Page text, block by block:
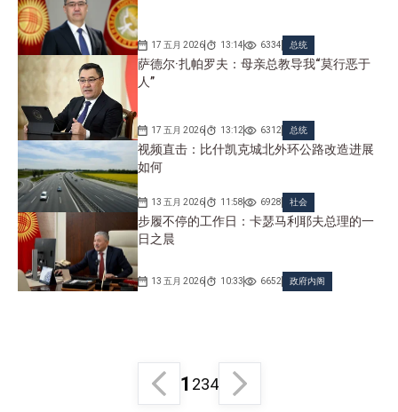
17 五月 2026 13:14 6334 总统
萨德尔·扎帕罗夫：母亲总教导我“莫行恶于
人”
17 五月 2026 13:12 6312 总统
视频直击：比什凯克城北外环公路改造进展
如何
13 五月 2026 11:58 6928 社会
步履不停的工作日：卡瑟马利耶夫总理的一
日之晨
13 五月 2026 10:33 6652 政府内阁
1 234